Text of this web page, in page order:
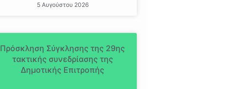
5 Αυγούστου 2026
Πρόσκληση Σύγκλησης της 29ης
τακτικής συνεδρίασης της
Δημοτικής Επιτροπής